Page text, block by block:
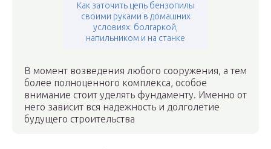
Как заточить цепь бензопилы
своими руками в домашних
условиях: болгаркой,
напильником и на станке
В момент возведения любого сооружения, а тем
более полноценного комплекса, особое
внимание стоит уделять фундаменту. Именно от
него зависит вся надежность и долголетие
будущего строительства